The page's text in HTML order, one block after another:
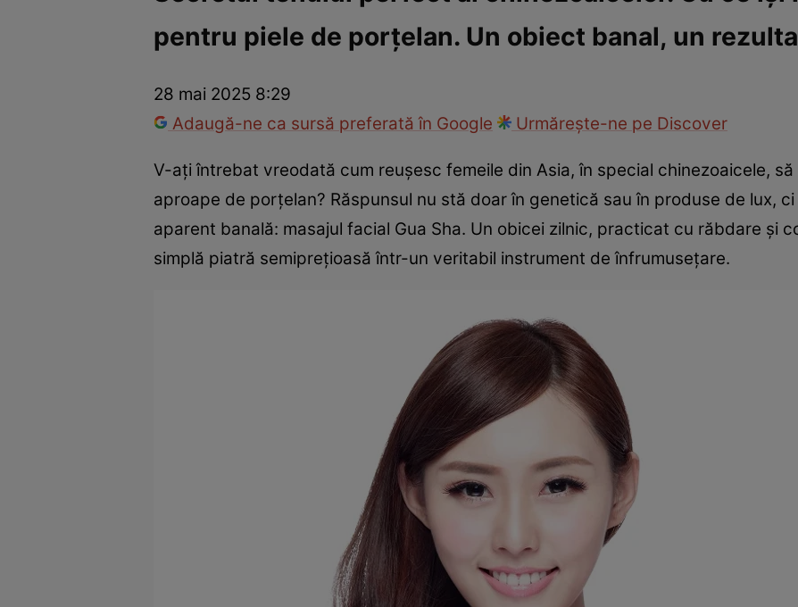
InternaționalFapt diversTehnologieNaționalSport
pentru piele de porțelan. Un obiect banal, un
28 mai 2025 8:29
Adaugă-ne ca sursă preferată în Google
Urmărește-ne pe Discover
V-ați întrebat vreodată cum reușesc femeile din Asia, în special chinezoaicele,
aproape de porțelan? Răspunsul nu stă doar în genetică sau în produse de lux,
aparent banală: masajul facial Gua Sha. Un obicei zilnic, practicat cu răbdare și
simplă piatră semiprețioasă într-un veritabil instrument de înfrumusețare.